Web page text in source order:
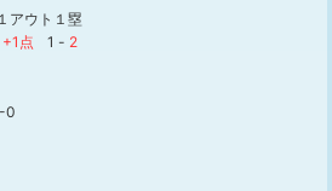
１アウト１塁
+1点
1 - 2
0